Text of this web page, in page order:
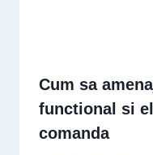
Cum sa
functional si
comanda